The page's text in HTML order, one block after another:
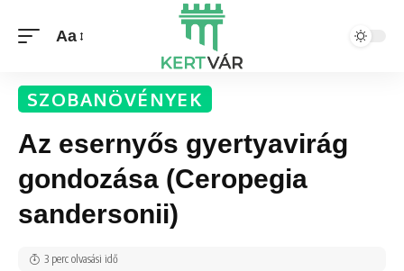
Aa
SZOBANÖVÉNYEK
Az esernyős gyertyavirág
gondozása (Ceropegia
sandersonii)
3 perc olvasási idő